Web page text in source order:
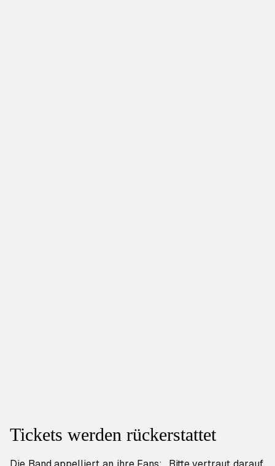
Tickets werden rückerstattet